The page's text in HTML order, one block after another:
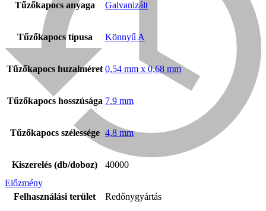
Bühnen
Előzmény
Tűzőkapocs anyaga Galvanizált
Tűzőkapocs típusa Könnyű A
Tűzőkapocs huzalméret 0,54 mm x 0,68 mm
Tűzőkapocs hosszúsága 7.9 mm
Tűzőkapocs szélessége 4,8 mm
Kiszerelés (db/doboz) 40000
Felhasználási terület Redőnygyártás